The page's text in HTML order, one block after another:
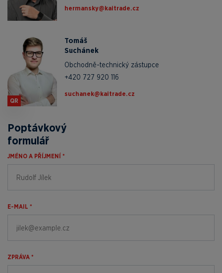
zc.edartiak@yksnamreh
QR
Tomáš
Suchánek
Obchodně-technický zástupce
+420 727 920 116
zc.edartiak@kenahcus
Poptávkový
formulář
JMÉNO A PŘÍJMENÍ *
E-MAIL *
ZPRÁVA *